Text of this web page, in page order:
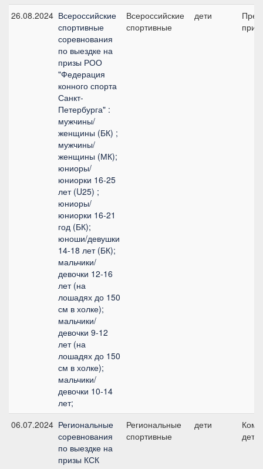
26.08.2024 Всероссийские
спортивные
соревнования
по выездке на
призы РОО
"Федерация
конного спорта
Санкт-
Петербурга" :
мужчины/
женщины (БК) ;
мужчины/
женщины (МК);
юниоры/
юниорки 16-25
лет (U25) ;
юниоры/
юниорки 16-21
год (БК);
юноши/девушки
14-18 лет (БК);
мальчики/
девочки 12-16
лет (на
лошадях до 150
см в холке);
мальчики/
девочки 9-12
лет (на
лошадях до 150
см в холке);
мальчики/
девочки 10-14
лет;
Всероссийские
спортивные
дети
приз
06.07.2024 Региональные
соревнования
по выездке на
призы КСК
Региональные
спортивные
дети
дети